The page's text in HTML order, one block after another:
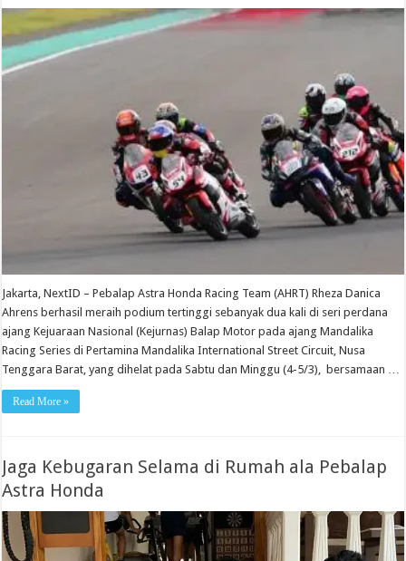
Jakarta, NextID – Pebalap Astra Honda Racing Team (AHRT) Rheza Danica
Ahrens berhasil meraih podium tertinggi sebanyak dua kali di seri perdana
ajang Kejuaraan Nasional (Kejurnas) Balap Motor pada ajang Mandalika
Racing Series di Pertamina Mandalika International Street Circuit, Nusa
Tenggara Barat, yang dihelat pada Sabtu dan Minggu (4-5/3), bersamaan …
Read More »
Jaga Kebugaran Selama di Rumah ala Pebalap
Astra Honda